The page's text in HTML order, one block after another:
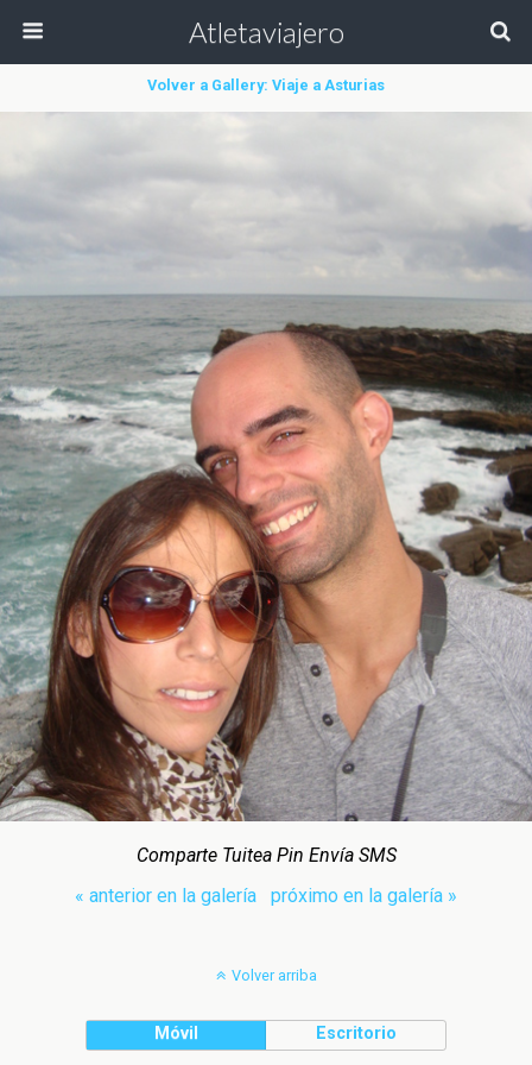
Atletaviajero
Volver a Gallery: Viaje a Asturias
Comparte Tuitea Pin Envía SMS
« anterior en la galería
próximo en la galería »
Volver arriba
Móvil Escritorio